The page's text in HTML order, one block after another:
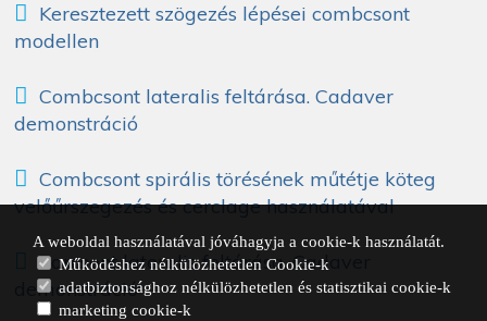
Keresztezett szögezés lépései combcsont
modellen
Combcsont lateralis feltárása. Cadaver
demonstráció
Combcsont spirális törésének műtétje köteg
velőűrszegezés és cerclage használatával
Karcsont lateralis feltárása. Cadaver
demonstráció
A weboldal használatával jóváhagyja a cookie-k használatát.
Működéshez nélkülözhetetlen Cookie-k
adatbiztonsághoz nélkülözhetetlen és statisztikai cookie-k
marketing cookie-k